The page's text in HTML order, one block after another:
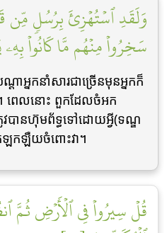
وَلَقَدِ ٱسۡتُهۡزِئَ بِرُسُلٖ مِّن
سَخِرُواْ مِنۡهُم مَّا كَانُواْ بِهِۦ
អ្នកនាំសារជាច្រើនមុនអ្នកក៏
ពេលនោះ ពួកដែលចំអក
ានហ៊ុមព័ទ្ធទៅដោយអ្វី(ទណ្ឌ
ឡកឡឺយចំពោះវា។
قُلۡ سِيرُواْ فِي ٱلۡأَرۡضِ ثُمَّ